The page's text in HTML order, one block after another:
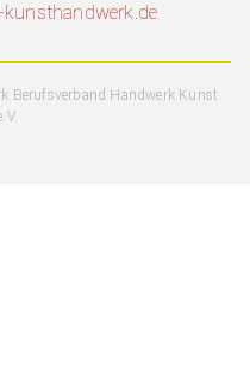
Berufsverband Handwerk Kunst